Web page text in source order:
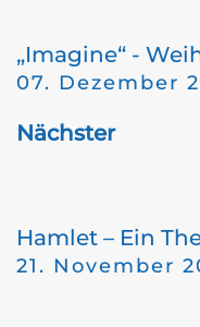
„Imagine“ -
07. Dezember
Nächster
Hamlet – Ein
21. November